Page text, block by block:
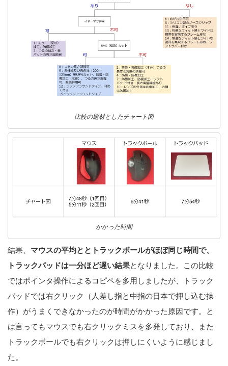
比較の題材としたチャート図
かかった時間
結果、 マウスの平均ととトラックボールがほぼ同じ時間で、
トラックパッドは一分ほど遅い結果となりました。この比較
ではポインタ操作によるコピペを多用しましたが、トラック
パッドでは右クリック（人差し指と中指の日本で押し込む操
作）がうまくできなかったのが時間がかかった原因です。と
は言ってもマウスでも右クリックミスを多発しており、また
トラックボールでも右クリックは押しにくいように感じまし
た。